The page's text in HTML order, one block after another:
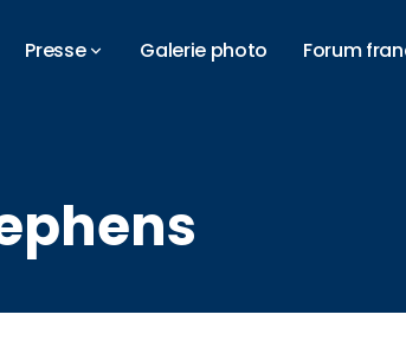
Presse Galerie photo
Forum